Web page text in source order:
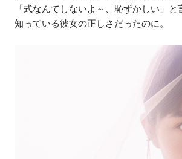
「式なんてしないよ～、恥ずかしい」
知っている彼女の正しさだったのに。